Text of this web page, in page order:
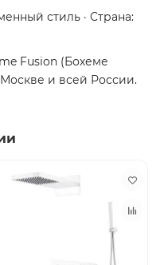
стиль · Страна:
Fusion (Бохеме
и всей России.